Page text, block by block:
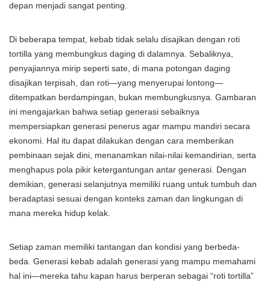
depan menjadi sangat penting.
Di beberapa tempat, kebab tidak selalu disajikan dengan roti
tortilla yang membungkus daging di dalamnya. Sebaliknya,
penyajiannya mirip seperti sate, di mana potongan daging
disajikan terpisah, dan roti—yang menyerupai lontong—
ditempatkan berdampingan, bukan membungkusnya. Gambaran
ini mengajarkan bahwa setiap generasi sebaiknya
mempersiapkan generasi penerus agar mampu mandiri secara
ekonomi. Hal itu dapat dilakukan dengan cara memberikan
pembinaan sejak dini, menanamkan nilai-nilai kemandirian, serta
menghapus pola pikir ketergantungan antar generasi. Dengan
demikian, generasi selanjutnya memiliki ruang untuk tumbuh dan
beradaptasi sesuai dengan konteks zaman dan lingkungan di
mana mereka hidup kelak.
Setiap zaman memiliki tantangan dan kondisi yang berbeda-
beda. Generasi kebab adalah generasi yang mampu memahami
hal ini—mereka tahu kapan harus berperan sebagai “roti tortilla”